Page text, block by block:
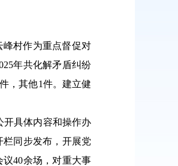
峰村作为重点督促对
年共化解矛盾纠纷
，其他1件。建立健
开具体内容和操作办
同步发布，开展党
40余场，对重大事